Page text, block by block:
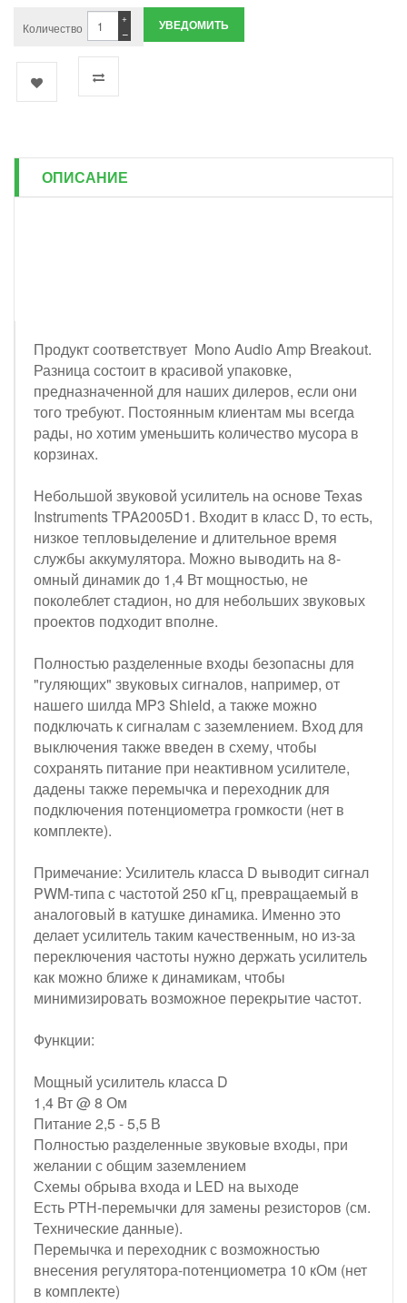
Количество −
+ УВЕДОМИТЬ
ОПИСАНИЕ
Продукт соответствует Mono Audio Amp Breakout.
Разница состоит в красивой упаковке,
предназначенной для наших дилеров, если они
того требуют. Постоянным клиентам мы всегда
рады, но хотим уменьшить количество мусора в
корзинах.
Небольшой звуковой усилитель на основе Texas
Instruments TPA2005D1. Входит в класс D, то есть,
низкое тепловыделение и длительное время
службы аккумулятора. Можно выводить на 8-
омный динамик до 1,4 Вт мощностью, не
поколеблет стадион, но для небольших звуковых
проектов подходит вполне.
Полностью разделенные входы безопасны для
"гуляющих" звуковых сигналов, например, от
нашего шилда MP3 Shield, а также можно
подключать к сигналам с заземлением. Вход для
выключения также введен в схему, чтобы
сохранять питание при неактивном усилителе,
дадены также перемычка и переходник для
подключения потенциометра громкости (нет в
комплекте).
Примечание: Усилитель класса D выводит сигнал
PWM-типа с частотой 250 кГц, превращаемый в
аналоговый в катушке динамика. Именно это
делает усилитель таким качественным, но из-за
переключения частоты нужно держать усилитель
как можно ближе к динамикам, чтобы
минимизировать возможное перекрытие частот.
Функции:
Мощный усилитель класса D
1,4 Вт @ 8 Ом
Питание 2,5 - 5,5 В
Полностью разделенные звуковые входы, при
желании с общим заземлением
Схемы обрыва входа и LED на выходе
Есть РТН-перемычки для замены резисторов (см.
Технические данные).
Перемычка и переходник с возможностью
внесения регулятора-потенциометра 10 кОм (нет
в комплекте)